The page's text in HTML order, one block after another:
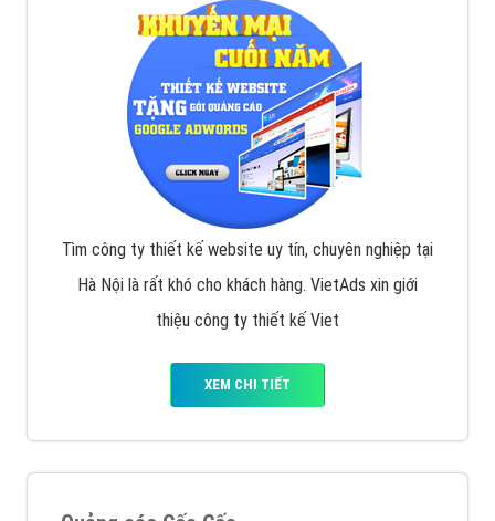
Tìm công ty thiết kế website uy tín, chuyên nghiệp tại
Hà Nội là rất khó cho khách hàng. VietAds xin giới
thiệu công ty thiết kế Viet
XEM CHI TIẾT